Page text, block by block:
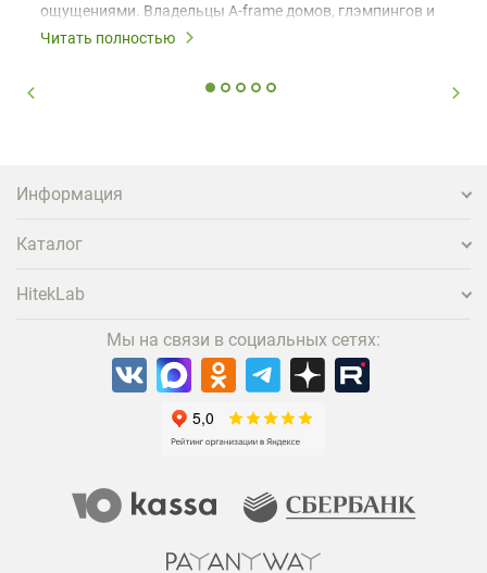
ощущениями. Владельцы A-frame домов, глэмпингов и
шале понимают, что конкуренция растет, и
вернуться и поделиться впечатлениями в соцсетях,
проектора.
Читать полностью
Информация
Каталог
HitekLab
Мы на связи в социальных сетях: